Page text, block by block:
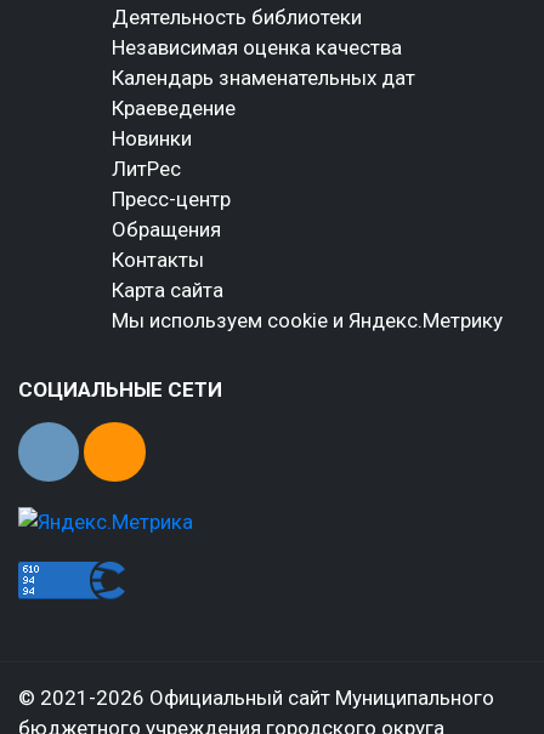
Деятельность библиотеки
Независимая оценка качества
Календарь знаменательных дат
Краеведение
Новинки
ЛитРес
Пресс-центр
Обращения
Контакты
Карта сайта
Мы используем cookie и Яндекс.Метрику
СОЦИАЛЬНЫЕ СЕТИ
© 2021-2026 Официальный сайт Муниципального
бюджетного учреждения городского округа